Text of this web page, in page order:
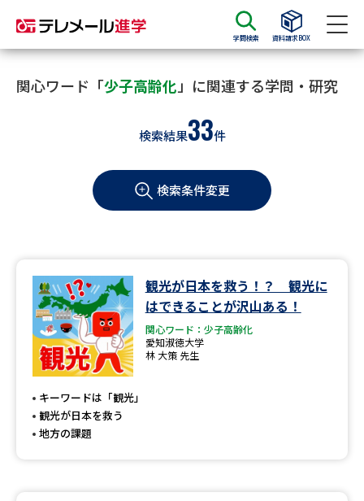
学問検索 資料請求BOX
資料請求 資料検索
大学・短大の資料種類から請求
学部・学科パンフ
過去問題集
大学・短大以外の資料から請求
専門学校の資料請求 大学院の資料請求
留学・進学関連、塾・予備校
関心ワード「少子高齢化 」に関連する学問・研究
検索結果33件
検索条件変更
観光が日本を救う！？ 観光に
はできることが沢山ある！
関心ワード：少子高齢化
愛知淑徳大学
林 大策 先生
キーワードは「観光」
観光が日本を救う
地方の課題